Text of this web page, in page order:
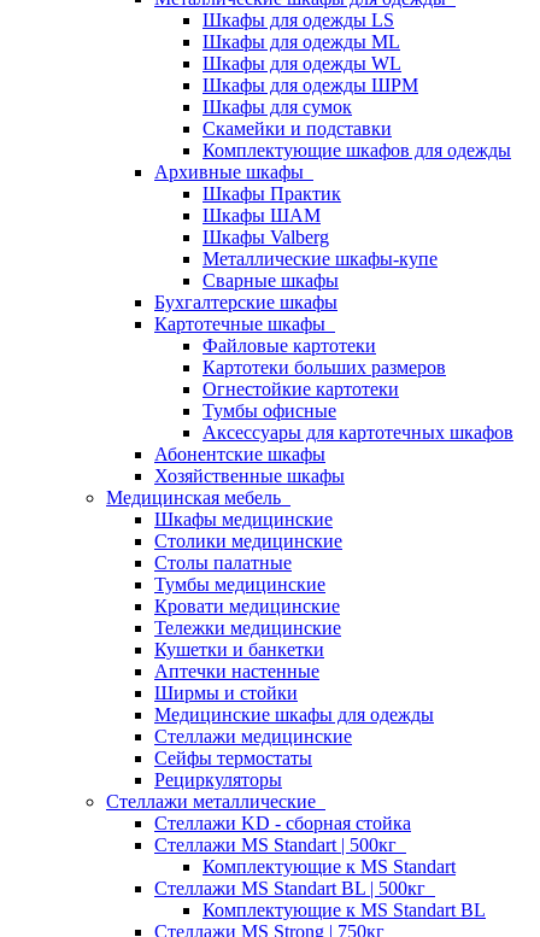
Шкафы для одежды LS
Шкафы для одежды ML
Шкафы для одежды WL
Шкафы для одежды ШРМ
Шкафы для сумок
Скамейки и подставки
Комплектующие шкафов для одежды
Архивные шкафы
Шкафы Практик
Шкафы ШАМ
Шкафы Valberg
Металлические шкафы-купе
Сварные шкафы
Бухгалтерские шкафы
Картотечные шкафы
Файловые картотеки
Картотеки больших размеров
Огнестойкие картотеки
Тумбы офисные
Аксессуары для картотечных шкафов
Абонентские шкафы
Хозяйственные шкафы
Медицинская мебель
Шкафы медицинские
Столики медицинские
Столы палатные
Тумбы медицинские
Кровати медицинские
Тележки медицинские
Кушетки и банкетки
Аптечки настенные
Ширмы и стойки
Медицинские шкафы для одежды
Стеллажи медицинские
Сейфы термостаты
Рециркуляторы
Стеллажи металлические
Стеллажи KD - сборная стойка
Стеллажи MS Standart | 500кг
Комплектующие к MS Standart
Стеллажи MS Standart BL | 500кг
Комплектующие к MS Standart BL
Стеллажи MS Strong | 750кг